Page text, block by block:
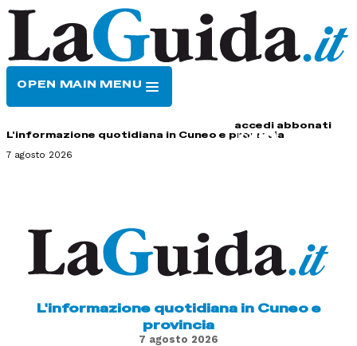
OPEN MAIN MENU
accedi abbonati
L'informazione quotidiana in Cuneo e provincia
7 agosto 2026
L'informazione quotidiana in Cuneo e
provincia
7 agosto 2026